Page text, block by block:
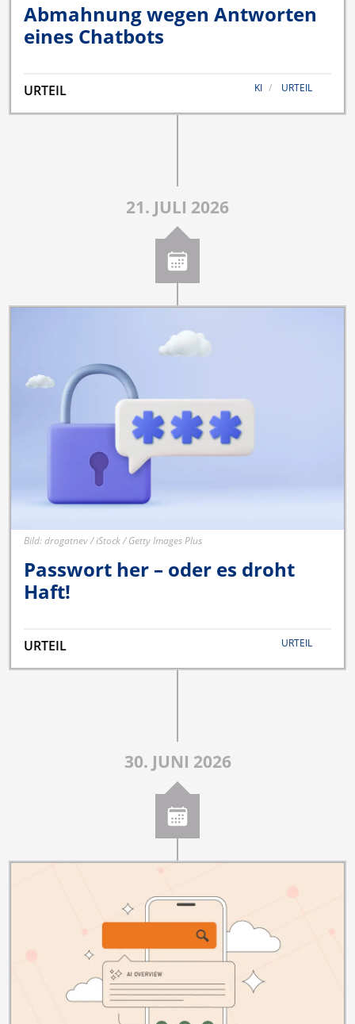
Abmahnung wegen Antworten
eines Chatbots
URTEIL KI URTEIL
21. JULI 2026
Bild: drogatnev / iStock / Getty Images Plus
Passwort her – oder es droht
Haft!
URTEIL URTEIL
30. JUNI 2026